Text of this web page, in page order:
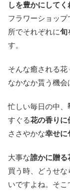
しを豊かにしてく
フラワーショッ
所でそれぞれに旬
す。
そんな癒される花
なかなか貰う機会
忙しい毎日の中、
すぐる花の香りに
ささやかな幸せに
大事な誰かに贈る
買う時、どうせな
いですよね。そ